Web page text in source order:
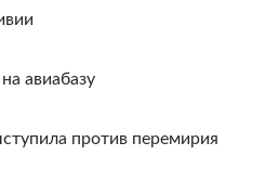
авиабазу
против перемирия